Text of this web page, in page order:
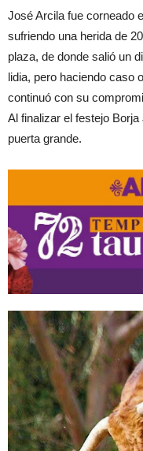
José Arcila fue corneado
sufriendo una herida de
plaza, de donde salió un
lidia, pero haciendo caso
continuó con su
Al finalizar el festejo
puerta grande.